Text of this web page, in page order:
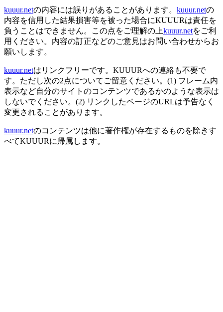
kuuur.netの内容には誤りがあることがあります。 kuuur.netの
内容を信用した結果損害等を被った場合にKUUURは責任を
負うことはできません。この点をご理解の上kuuur.netをご利
用ください。内容の訂正などのご意見はお問い合わせからお
願いします。
kuuur.netはリンクフリーです。KUUURへの連絡も不要で
す。ただし次の2点についてご留意ください。(1) フレーム内
表示など自分のサイトのコンテンツであるかのような表示は
しないでください。(2) リンクしたページのURLは予告なく
変更されることがあります。
kuuur.netのコンテンツは他に著作権が存在するものを除きす
べてKUUURに帰属します。